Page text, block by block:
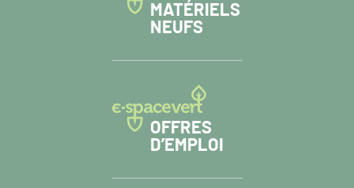
MATÉRIELS
NEUFS
OFFRES
D’EMPLOI